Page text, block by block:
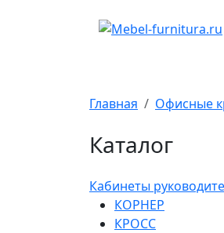
Главная Офисные
Каталог
Кабинеты
КОРНЕР
КРОСС